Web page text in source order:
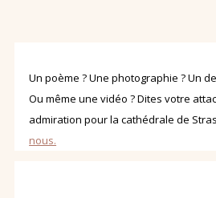
Un poème ? Une photographie ? Un
Ou même une vidéo ? Dites votre
admiration pour la cathédrale de
nous.